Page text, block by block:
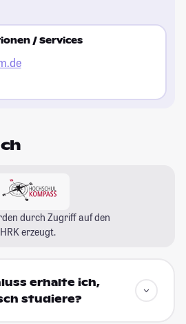
/ Services
durch Zugriff auf den
erzeugt.
erhalte ich,
studiere?